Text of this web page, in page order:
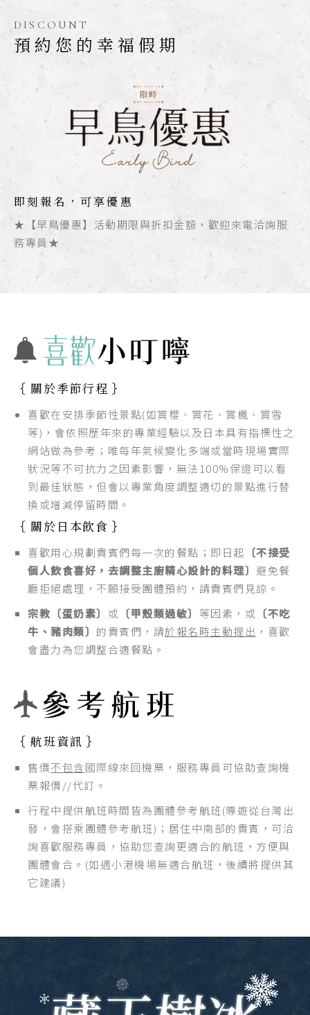
DISCOUNT
預約您的幸福假期
即刻報名，可享優惠
★【早鳥優惠】活動期限與折扣金額，歡迎來電洽詢服
務專員★
｛ 關於季節行程 ｝
喜歡在安排季節性景點(如賞櫻、賞花、賞楓、賞雪
等)，會依照歷年來的專業經驗以及日本具有指標性之
網站做為參考；唯每年氣候變化多端或當時現場實際
狀況等不可抗力之因素影響，無法100%保證可以看
到最佳狀態，但會以專業角度調整適切的景點進行替
換或增減停留時間。
｛ 關於日本飲食 ｝
喜歡用心規劃貴賓們每一次的餐點；即日起 〔不接受
個人飲食喜好，去調整主廚精心設計的料理〕 避免餐
廳拒絕處理，不願接受團體預約，請貴賓們見諒。
宗教〔蛋奶素〕 或 〔甲殼類過敏〕 等因素，或 〔不吃
牛、豬肉類〕 的貴賓們，請於報名時主動提出 ，喜歡
會盡力為您調整合適餐點。
｛ 航班資訊 ｝
售價不包含國際線來回機票，服務專員可協助查詢機
票報價//代訂。
行程中提供航班時間皆為團體參考航班(導遊從台灣出
發，會搭乘團體參考航班)；居住中南部的貴賓，可洽
詢喜歡服務專員，協助您查詢更適合的航班，方便與
團體會合。(如遇小港機場無適合航班，後續將提供其
它建議)